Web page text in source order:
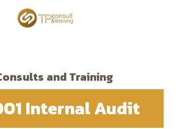
and Training
Internal Audit